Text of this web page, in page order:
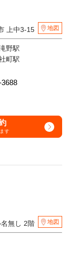
上中3-15
地図
野駅
町駅
す
無し 2階
地図